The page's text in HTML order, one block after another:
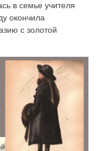
в семье учителя
окончила
с золотой